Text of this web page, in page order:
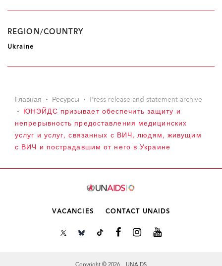
REGION/COUNTRY
Ukraine
Главная Ресурсы
Press release and statement archive
ЮНЭЙДС призывает обеспечить защиту и
непрерывность предоставления медицинских
услуг и услуг, связанных с ВИЧ, людям, живущим
с ВИЧ и пострадавшим от него в Украине
VACANCIES CONTACT UNAIDS